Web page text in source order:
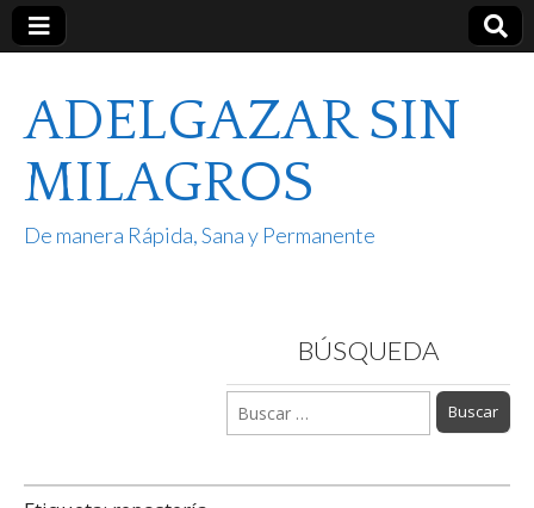
ADELGAZAR SIN
MILAGROS
De manera Rápida, Sana y Permanente
BÚSQUEDA
Buscar: